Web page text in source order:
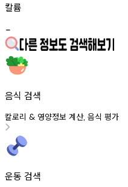
칼륨
-
음식 검색
칼로리 & 영양정보 계산, 음식 평가
운동 검색